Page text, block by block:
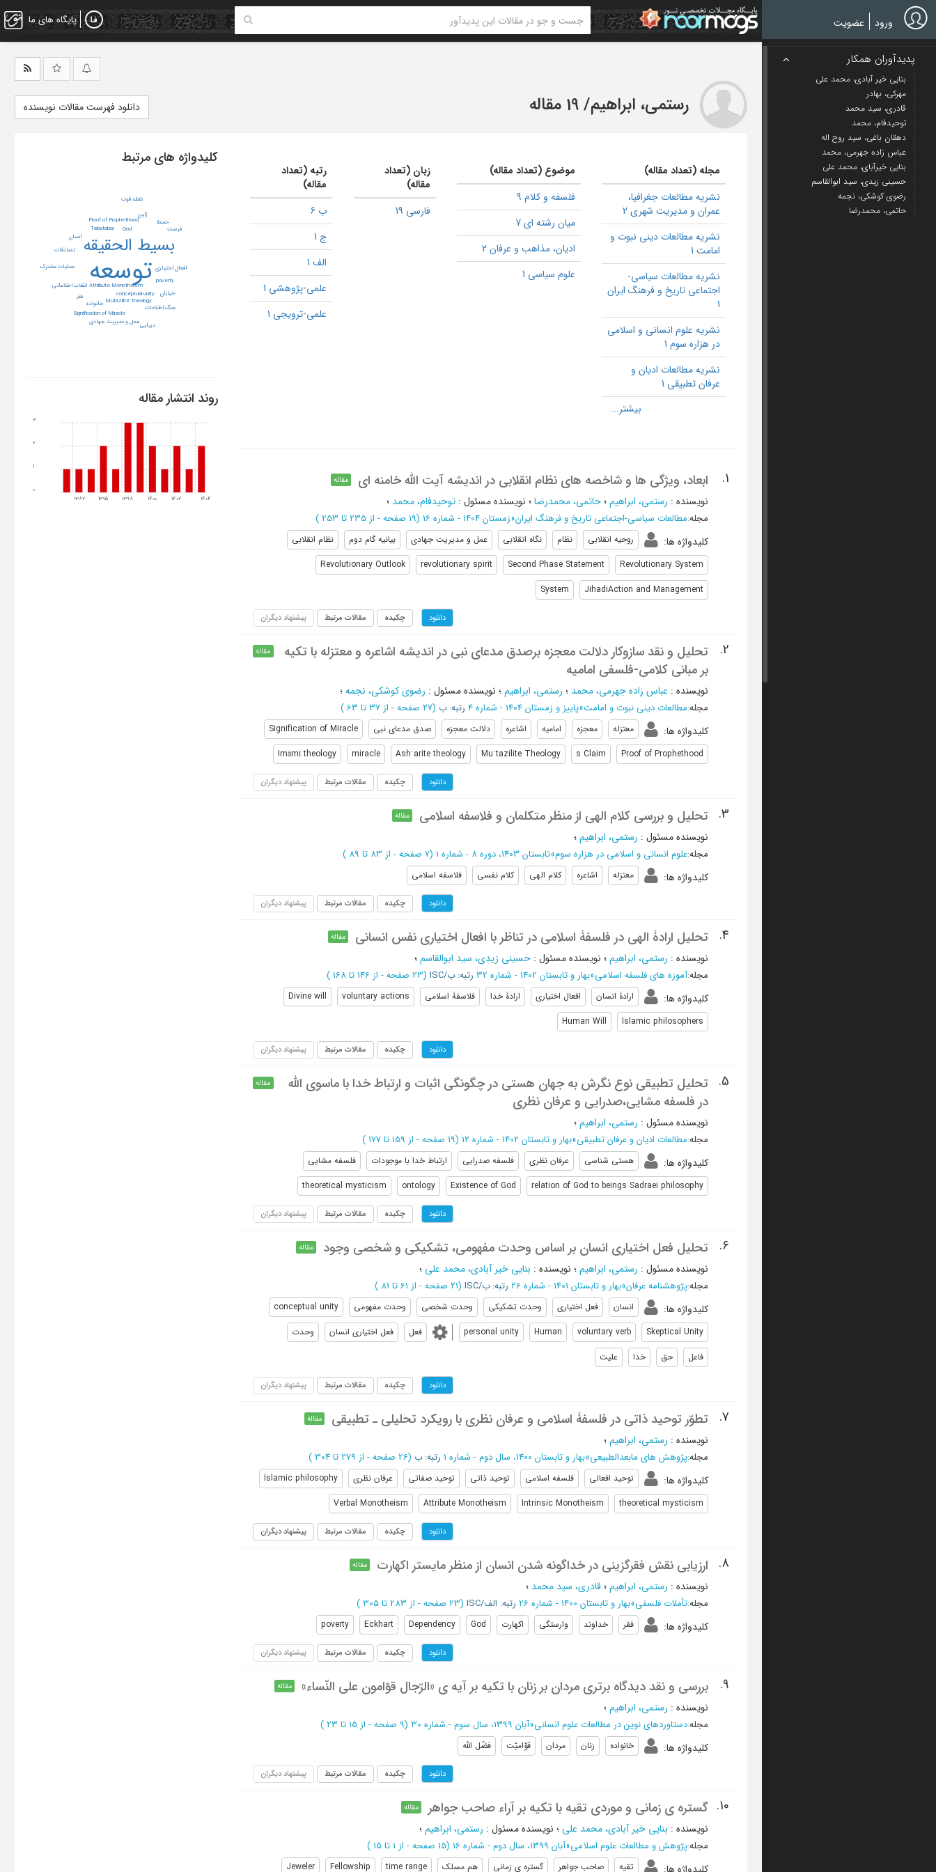
Skip
to
main
پایگاه های ما ورود عضویت
پدیدآوران همکار
بنایی خیر آبادی، محمد علی
مهرکی، بهادر
قادری، سید محمد
توحیدفام، محمد
دهقان باغی، سید روح اله
عباس زاده جهرمی، محمد
بنایی خیرآبای، محمد علی
حسینی زیدی، سید ابوالقاسم
رضوی کوشکی، نجمه
حاتمی، محمد‌رضا
رستمی، ابراهیم/19 مقاله دانلود فهرست مقالات نویسنده
مجله (تعداد مقاله)
نشریه مطالعات جغرافیا،
عمران و مدیریت شهری 2
نشریه مطالعات دینی نبوت و
امامت 1
نشریه مطالعات سیاسی-
اجتماعی تاریخ و فرهنگ ایران
1
نشریه علوم انسانی و اسلامی
در هزاره سوم 1
نشریه مطالعات ادیان و
عرفان تطبیقی 1
موضوع (تعداد مقاله)
فلسفه و کلام 9
میان رشته ای 7
ادیان، مذاهب و عرفان 2
علوم سیاسی 1
زبان (تعداد
مقاله)
فارسی 19
رتبه (تعداد
مقاله)
ب 6
ج 1
الف 1
علمی-پژوهشی 1
علمی-ترویجی 1
1. ابعاد، ویژگی ها و شاخصه های نظام انقلابی در اندیشه آیت الله خامنه ای مقاله
نویسنده : رستمی، ابراهیم؛حاتمی، محمد‌رضا؛ نویسنده مسئول : توحیدفام، محمد ؛
مجله:مطالعات سیاسی-اجتماعی تاریخ و فرهنگ ایران»زمستان 1404 - شماره 16 (‎19 صفحه - از 235 تا 253 )
کلیدواژه ها: روحیه انقلابی نظام نگاه انقلابی عمل و مدیریت جهادی بیانیه گام دوم
نظام انقلابی
Revolutionary System
Second Phase Statement
revolutionary spirit
Revolutionary Outlook
JihadiAction and Management
System
دانلود چکیده مقالات مرتبط پیشنهاد دیگران
2.
تحلیل و نقد سازوکار دلالت معجزه برصدق مدعای نبی در اندیشه اشاعره و معتزله با تکیه
بر مبانی کلامی-فلسفی امامیه
مقاله
نویسنده : عباس زاده جهرمی، محمد ؛ رستمی، ابراهیم؛ نویسنده مسئول : رضوی کوشکی، نجمه؛
مجله:مطالعات دینی نبوت و امامت»پاییز و زمستان 1404 - شماره 4 رتبه: ب (‎27 صفحه - از 37 تا 63 )
کلیدواژه ها: معتزله معجزه امامیه اشاعره دلالت معجزه صدق مدعای نبی
Signification of Miracle
Proof of Prophethood
s Claim
Muʿtazilite Theology
Ashʿarite theology
miracle
Imāmī theology
دانلود چکیده مقالات مرتبط پیشنهاد دیگران
3. تحلیل و بررسی کلام الهی از منظر متکلمان و فلاسفه اسلامی مقاله
نویسنده مسئول : رستمی، ابراهیم؛
مجله:علوم انسانی و اسلامی در هزاره سوم»تابستان 1403، دوره 8 - شماره 1 (‎7 صفحه - از 83 تا 89 )
کلیدواژه ها: معتزله اشاعره کلام الهی کلام نفسی فلاسفه اسلامی
دانلود چکیده مقالات مرتبط پیشنهاد دیگران
4. تحلیل ارادۀ الهی در فلسفۀ اسلامی در تناظر با افعال اختیاری نفس انسانی مقاله
نویسنده : رستمی، ابراهیم؛ نویسنده مسئول : حسینی زیدی، سید ابوالقاسم؛
مجله:آموزه های فلسفه اسلامی»بهار و تابستان 1402 - شماره 32 رتبه: ب/ISC (‎23 صفحه - از 146 تا 168 )
کلیدواژه ها: ارادۀ انسان افعال اختیاری ارادۀ خدا فلاسفۀ اسلامی voluntary actions
Divine will
Islamic philosophers
Human Will
دانلود چکیده مقالات مرتبط پیشنهاد دیگران
5.
تحلیل تطبیقی نوع نگرش به جهان هستی در چگونگی اثبات و ارتباط خدا با ماسوی الله
در فلسفه مشایی،صدرایی و عرفان نظری
مقاله
نویسنده مسئول : رستمی، ابراهیم؛
مجله:مطالعات ادیان و عرفان تطبیقی»بهار و تابستان 1402 - شماره 12 (‎19 صفحه - از 159 تا 177 )
کلیدواژه ها: هستی شناسی عرفان نظری فلسفه صدرایی ارتباط خدا با موجودات
فلسفه مشایی
relation of God to beings Sadraei philosophy
Existence of God
ontology
theoretical mysticism
دانلود چکیده مقالات مرتبط پیشنهاد دیگران
6. تحلیل فعل اختیاری انسان بر اساس وحدت مفهومی، تشکیکی و شخصی وجود مقاله
نویسنده مسئول : رستمی، ابراهیم؛ نویسنده : بنایی خیر آبادی، محمد علی ؛
مجله:پژوهشنامه عرفان»بهار و تابستان 1401 - شماره 26 رتبه: ب/ISC (‎21 صفحه - از 61 تا 81 )
کلیدواژه ها: انسان فعل اختیاری وحدت تشکیکی وحدت شخصی وحدت مفهومی
conceptual unity
Skeptical Unity
voluntary verb
Human
personal unity فعل فعل اختیاری انسان
وحدت
فاعل
حق خدا علیت
دانلود چکیده مقالات مرتبط پیشنهاد دیگران
7. تطوّر توحید ذاتی در فلسفۀ اسلامی و عرفان نظری با رویکرد تحلیلی ـ تطبیقی مقاله
نویسنده : رستمی، ابراهیم؛
مجله:پژوهش های مابعدالطبیعی»بهار و تابستان 1400، سال دوم - شماره 1 رتبه: ب (‎26 صفحه - از 279 تا 304 )
کلیدواژه ها: توحید افعالی فلسفه اسلامی توحید ذاتی توحید صفاتی عرفان نظری
Islamic philosophy
theoretical mysticism
Intrinsic Monotheism
Attribute Monotheism
Verbal Monotheism
دانلود چکیده مقالات مرتبط پیشنهاد دیگران
8. ارزیابی نقش فقرگزینی در خداگونه شدن انسان از منظر مایستر اکهارت مقاله
نویسنده : رستمی، ابراهیم؛قادری، سید محمد ؛
مجله:تأملات فلسفی»بهار و تابستان 1400 - شماره 26 رتبه: الف/ISC (‎23 صفحه - از 283 تا 305 )
کلیدواژه ها: فقر خداوند وارستگی اکهارت God
Dependency
Eckhart
poverty
دانلود چکیده مقالات مرتبط پیشنهاد دیگران
9. بررسی و نقد دیدگاه برتری مردان بر زنان با تکیه بر آیه ی «الرّجال قوّامون علی النّساء» مقاله
نویسنده : رستمی، ابراهیم؛
مجله:دستاوردهای نوین در مطالعات علوم انسانی»آبان 1399، سال سوم - شماره 30 (‎9 صفحه - از 15 تا 23 )
کلیدواژه ها: خانواده زنان مردان قوّامیّت فضّل الله
دانلود چکیده مقالات مرتبط پیشنهاد دیگران
10. گستره ی زمانی و موردی تقیه با تکیه بر آراء صاحب جواهر مقاله
نویسنده : بنایی خیر آبادی، محمد علی ؛ نویسنده مسئول : رستمی، ابراهیم؛
مجله:پژوهش و مطالعات علوم اسلامی»آبان 1399، سال دوم - شماره 16 (‎15 صفحه - از 1 تا 15 )
تقیه صاحب جواهر گستره ی زمانی هم مسلک time range
Fellowship
Jeweler
کلیدواژه های مرتبط
توسعه
بسیط الحقیقه
Attribute Monotheism
conceptual unity
God
Mutazilite’ theology
poverty
Proof of Prophethood
Signification of Miracle
Tabatabai
افعال اختیاری
خانواده
عمل و مدیریت جهادی
فقر
انسان
انقلاب اطلاعاتی
تصادفات
جنگ اطلاعات
حسنة
خیابان
دریایی
ژاپن
عملیات مشترک
فرصت
نقطه قوت
روند انتشار مقاله
1382 1395 1398 1400 1402 1404
0
1
2
3